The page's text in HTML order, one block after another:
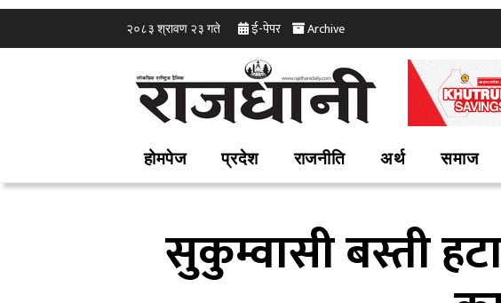
२०८३ श्रावण २३ गते ई-पेपर Archive
होमपेज प्रदेश राजनीति अर्थ समाज
सुकुम्वासी बस्ती